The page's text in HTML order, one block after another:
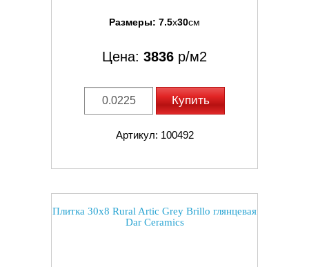
Размеры: 7.5x30см
Цена: 3836 р/м2
Купить
Артикул: 100492
Плитка 30x8 Rural Artic Grey Brillo глянцевая
Dar Ceramics